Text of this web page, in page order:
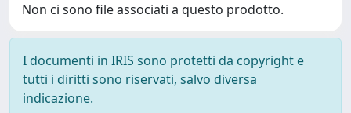
Non ci sono file associati a questo prodotto.
I documenti in IRIS sono protetti da copyright e
tutti i diritti sono riservati, salvo diversa
indicazione.